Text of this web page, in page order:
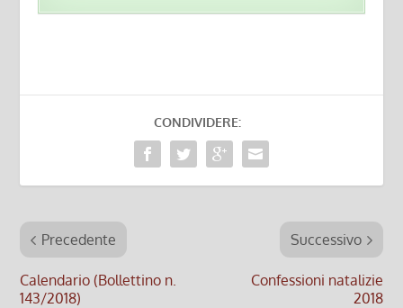
CONDIVIDERE:
Precedente
Calendario (Bollettino n.
143/2018)
Successivo
Confessioni natalizie
2018